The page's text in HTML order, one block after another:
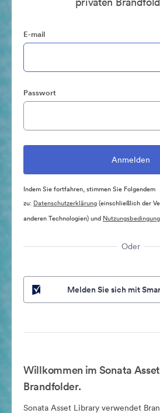
E-mail
Passwort
Indem Sie fortfahren, stimmen Sie Folgendem
zu: Datenschutzerklärung(einschließlich der
anderen Technologien) und
Oder
Melden Sie sich mit
Willkommen im Sonata
Brandfolder.
Sonata Asset Library verwendet